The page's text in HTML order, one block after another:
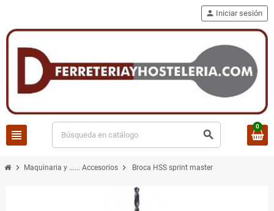
view_headline search
person Iniciar sesión
0
chevron_right Maquinaria y ...... Accesorios chevron_right Broca HSS sprint master